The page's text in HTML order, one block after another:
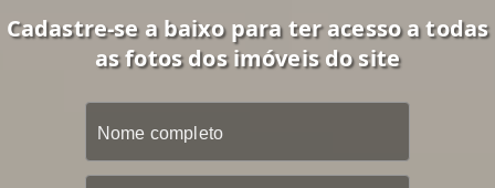
Cadastre-se a baixo para ter acesso a todas
as fotos dos imóveis do site